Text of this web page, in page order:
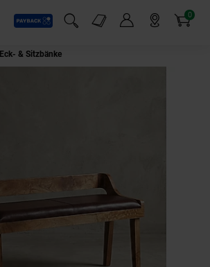
Payback
Suchfeld einblenden
Markt-Angebote 0
Artikel
Eck- & Sitzbänke